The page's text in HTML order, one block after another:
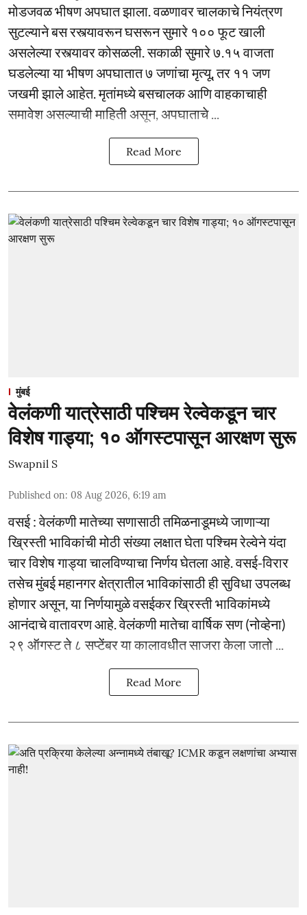
मोडजवळ भीषण अपघात झाला. वळणावर चालकाचे नियंत्रण
सुटल्याने बस रस्त्यावरून घसरून सुमारे १०० फूट खाली
असलेल्या रस्त्यावर कोसळली. सकाळी सुमारे ७.१५ वाजता
घडलेल्या या भीषण अपघातात ७ जणांचा मृत्यू, तर ११ जण
जखमी झाले आहेत. मृतांमध्ये बसचालक आणि वाहकाचाही
समावेश असल्याची माहिती असून, अपघाताचे ...
Read More
मुंबई
वेलंकणी यात्रेसाठी पश्चिम रेल्वेकडून चार
विशेष गाड्या; १० ऑगस्टपासून आरक्षण सुरू
Swapnil S
Published on: 08 Aug 2026, 6:19 am
वसई : वेलंकणी मातेच्या सणासाठी तमिळनाडूमध्ये जाणाऱ्या
ख्रिस्ती भाविकांची मोठी संख्या लक्षात घेता पश्चिम रेल्वेने यंदा
चार विशेष गाड्या चालविण्याचा निर्णय घेतला आहे. वसई-विरार
तसेच मुंबई महानगर क्षेत्रातील भाविकांसाठी ही सुविधा उपलब्ध
होणार असून, या निर्णयामुळे वसईकर ख्रिस्ती भाविकांमध्ये
आनंदाचे वातावरण आहे. वेलंकणी मातेचा वार्षिक सण (नोव्हेना)
२९ ऑगस्ट ते ८ सप्टेंबर या कालावधीत साजरा केला जातो ...
Read More